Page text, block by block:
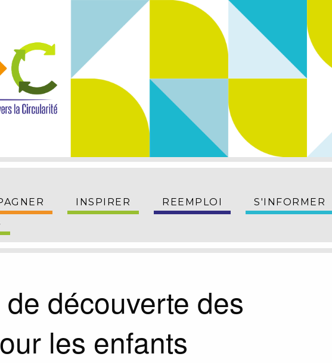
INSPIRER REEMPLOI
S'INFORMER
découverte des
les enfants